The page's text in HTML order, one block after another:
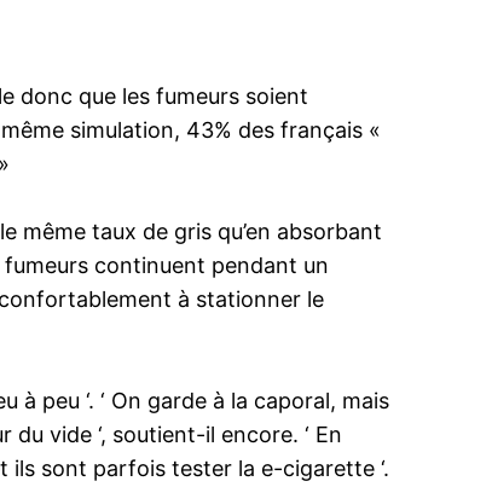
donc que les fumeurs soient
simulation, 43% des français «
même taux de gris qu’en absorbant
continuent pendant un
à stationner le
à peu ‘. ‘ On garde à la caporal, mais
vide ‘, soutient-il encore. ‘ En
ils sont parfois tester la e-cigarette ‘.